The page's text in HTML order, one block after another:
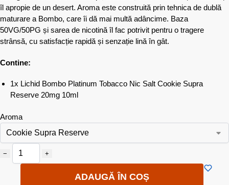
îl apropie de un desert. Aroma este construită prin tehnica de dublă
maturare a Bombo, care îi dă mai multă adâncime. Baza
50VG/50PG și sarea de nicotină îl fac potrivit pentru o tragere
strânsă, cu satisfacție rapidă și senzație lină în gât.
Contine:
1x Lichid Bombo Platinum Tobacco Nic Salt Cookie Supra
Reserve 20mg 10ml
Aroma
− +
ADAUGĂ ÎN COȘ